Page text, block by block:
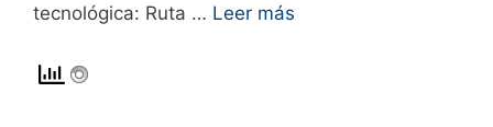
tecnológica: Ruta … Leer más